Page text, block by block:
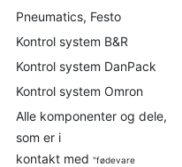
Pneumatics, Festo
Kontrol system B&R
Kontrol system DanPack
Kontrol system Omron
Alle komponenter og dele,
som er i
kontakt med "fødevare